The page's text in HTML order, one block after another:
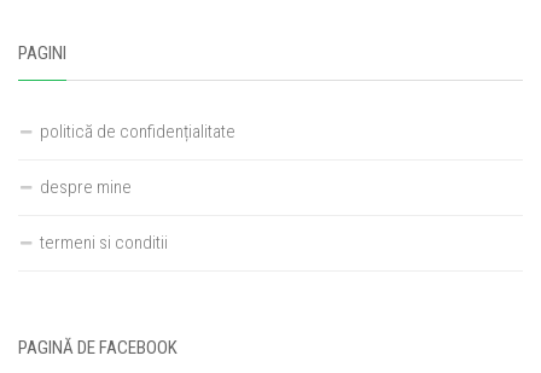
PAGINI
politică de confidențialitate
despre mine
termeni si conditii
PAGINĂ DE FACEBOOK